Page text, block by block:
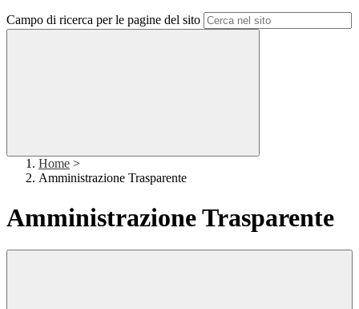
Campo di ricerca per le pagine del sito
Home >
Amministrazione Trasparente
Amministrazione Trasparente